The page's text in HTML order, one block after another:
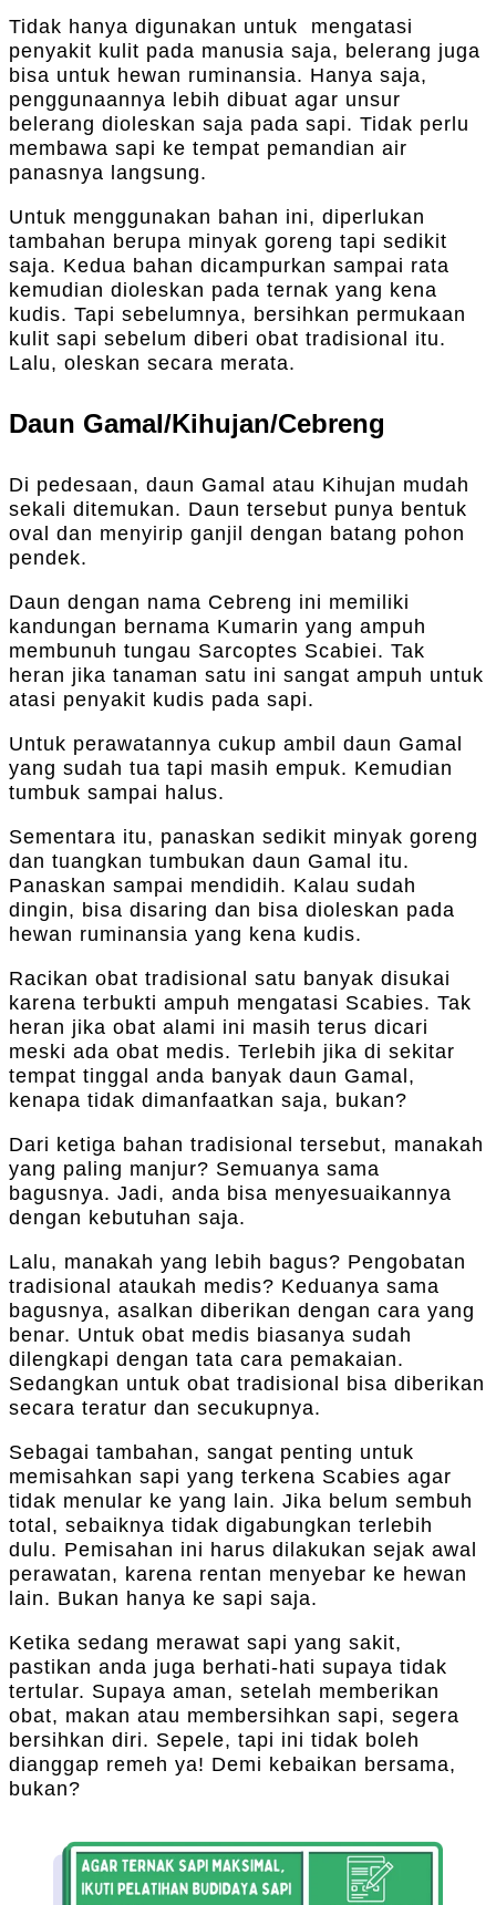
Tidak hanya digunakan untuk mengatasi
penyakit kulit pada manusia saja, belerang juga
bisa untuk hewan ruminansia. Hanya saja,
penggunaannya lebih dibuat agar unsur
belerang dioleskan saja pada sapi. Tidak perlu
membawa sapi ke tempat pemandian air
panasnya langsung.
Untuk menggunakan bahan ini, diperlukan
tambahan berupa minyak goreng tapi sedikit
saja. Kedua bahan dicampurkan sampai rata
kemudian dioleskan pada ternak yang kena
kudis. Tapi sebelumnya, bersihkan permukaan
kulit sapi sebelum diberi obat tradisional itu.
Lalu, oleskan secara merata.
Daun Gamal/Kihujan/Cebreng
Di pedesaan, daun Gamal atau Kihujan mudah
sekali ditemukan. Daun tersebut punya bentuk
oval dan menyirip ganjil dengan batang pohon
pendek.
Daun dengan nama Cebreng ini memiliki
kandungan bernama Kumarin yang ampuh
membunuh tungau Sarcoptes Scabiei. Tak
heran jika tanaman satu ini sangat ampuh untuk
atasi penyakit kudis pada sapi.
Untuk perawatannya cukup ambil daun Gamal
yang sudah tua tapi masih empuk. Kemudian
tumbuk sampai halus.
Sementara itu, panaskan sedikit minyak goreng
dan tuangkan tumbukan daun Gamal itu.
Panaskan sampai mendidih. Kalau sudah
dingin, bisa disaring dan bisa dioleskan pada
hewan ruminansia yang kena kudis.
Racikan obat tradisional satu banyak disukai
karena terbukti ampuh mengatasi Scabies. Tak
heran jika obat alami ini masih terus dicari
meski ada obat medis. Terlebih jika di sekitar
tempat tinggal anda banyak daun Gamal,
kenapa tidak dimanfaatkan saja, bukan?
Dari ketiga bahan tradisional tersebut, manakah
yang paling manjur? Semuanya sama
bagusnya. Jadi, anda bisa menyesuaikannya
dengan kebutuhan saja.
Lalu, manakah yang lebih bagus? Pengobatan
tradisional ataukah medis? Keduanya sama
bagusnya, asalkan diberikan dengan cara yang
benar. Untuk obat medis biasanya sudah
dilengkapi dengan tata cara pemakaian.
Sedangkan untuk obat tradisional bisa diberikan
secara teratur dan secukupnya.
Sebagai tambahan, sangat penting untuk
memisahkan sapi yang terkena Scabies agar
tidak menular ke yang lain. Jika belum sembuh
total, sebaiknya tidak digabungkan terlebih
dulu. Pemisahan ini harus dilakukan sejak awal
perawatan, karena rentan menyebar ke hewan
lain. Bukan hanya ke sapi saja.
Ketika sedang merawat sapi yang sakit,
pastikan anda juga berhati-hati supaya tidak
tertular. Supaya aman, setelah memberikan
obat, makan atau membersihkan sapi, segera
bersihkan diri. Sepele, tapi ini tidak boleh
dianggap remeh ya! Demi kebaikan bersama,
bukan?